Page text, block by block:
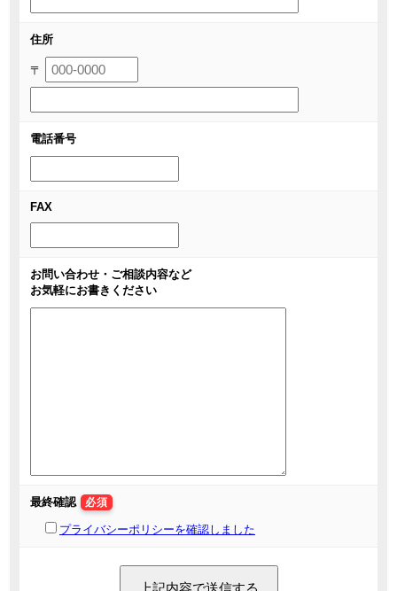
住所
〒
電話番号
FAX
お問い合わせ・ご相談内容など
お気軽にお書きください
最終確認 必須
プライバシーポリシーを確認しました